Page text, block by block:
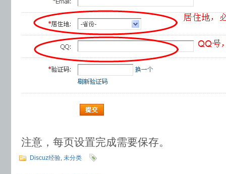
注意，每页设置完成需要保存。
Discuz经验, 未分类